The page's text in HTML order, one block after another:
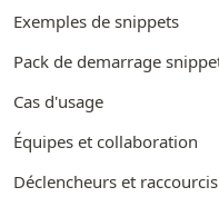
Exemples de snippets
Pack de demarrage
Cas d'usage
Équipes et collaboration
Déclencheurs et raccourcis